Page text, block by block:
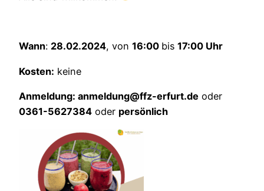
Wann: 28.02.2024, von 16:00 bis 17:00 Uhr
Kosten: keine
Anmeldung: anmeldung@ffz-erfurt.de oder
0361-5627384 oder persönlich